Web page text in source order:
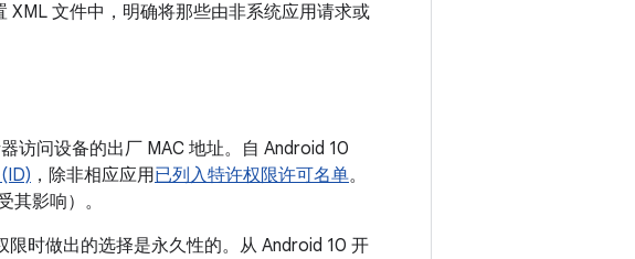
XML 文件中，明确将那些由非系统应用请求或
访问设备的出厂 MAC 地址。自 Android 10
，除非相应应用已列入特许权限许可名单。
其影响）。
时做出的选择是永久性的。从 Android 10 开